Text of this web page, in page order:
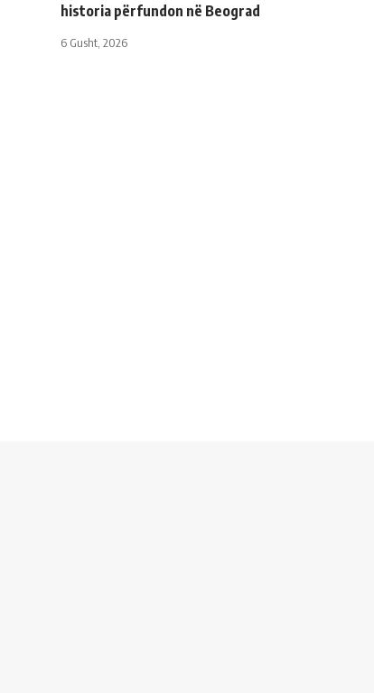
historia përfundon në Beograd
6 Gusht, 2026